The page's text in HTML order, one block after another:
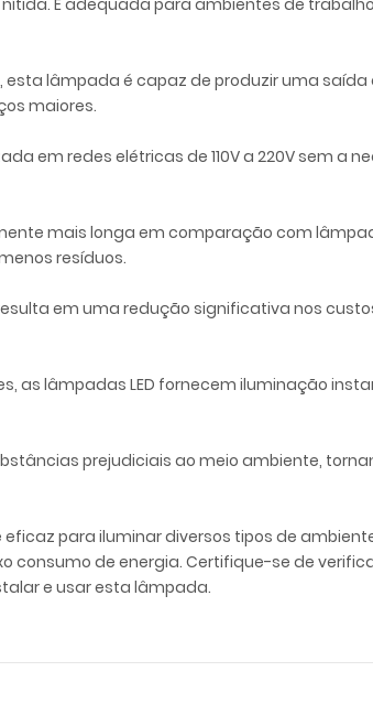
É adequada para ambientes de
esta lâmpada é capaz de produzir uma saída
maiores.
em redes elétricas de 110V a 220V sem a
mais longa em comparação com
resíduos.
em uma redução significativa nos
as lâmpadas LED fornecem iluminação
prejudiciais ao meio ambiente,
eficaz para iluminar diversos tipos de
consumo de energia. Certifique-se de
e usar esta lâmpada.